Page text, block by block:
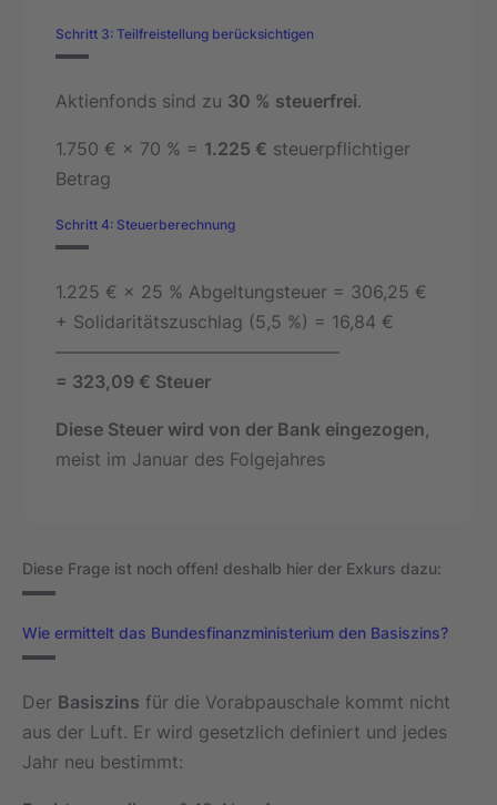
Schritt 3: Teilfreistellung berücksichtigen
Aktienfonds sind zu 30 % steuerfrei.
1.750 € × 70 % = 1.225 € steuerpflichtiger
Betrag
Schritt 4: Steuerberechnung
1.225 € × 25 % Abgeltungsteuer = 306,25 €
+ Solidaritätszuschlag (5,5 %) = 16,84 €
————————————————
= 323,09 € Steuer
Diese Steuer wird von der Bank eingezogen,
meist im Januar des Folgejahres
Diese Frage ist noch offen! deshalb hier der Exkurs dazu:
Wie ermittelt das Bundesfinanzministerium den Basiszins?
Der Basiszins für die Vorabpauschale kommt nicht
aus der Luft. Er wird gesetzlich definiert und jedes
Jahr neu bestimmt: